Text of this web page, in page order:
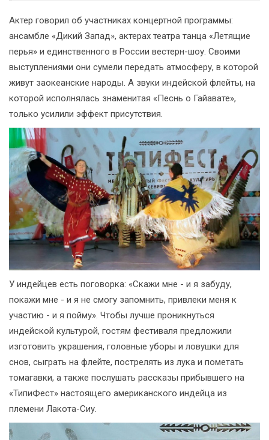
Актер говорил об участниках концертной программы:
ансамбле «Дикий Запад», актерах театра танца «Летящие
перья» и единственного в России вестерн-шоу. Своими
выступлениями они сумели передать атмосферу, в которой
живут заокеанские народы. А звуки индейской флейты, на
которой исполнялась знаменитая «Песнь о Гайавате»,
только усилили эффект присутствия.
У индейцев есть поговорка: «Скажи мне - и я забуду,
покажи мне - и я не смогу запомнить, привлеки меня к
участию - и я пойму». Чтобы лучше проникнуться
индейской культурой, гостям фестиваля предложили
изготовить украшения, головные уборы и ловушки для
снов, сыграть на флейте, пострелять из лука и пометать
томагавки, а также послушать рассказы прибывшего на
«ТипиФест» настоящего американского индейца из
племени Лакота-Сиу.